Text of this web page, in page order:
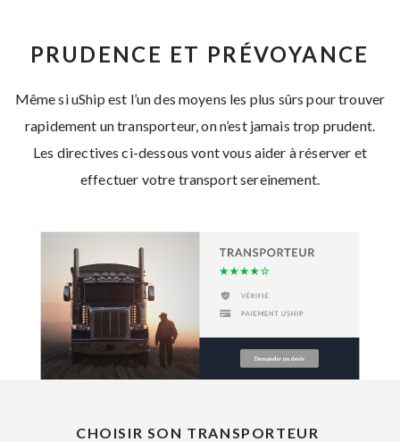
PRUDENCE ET PRÉVOYANCE
Même si uShip est l’un des moyens les plus sûrs pour trouver
rapidement un transporteur, on n’est jamais trop prudent.
Les directives ci-dessous vont vous aider à réserver et
effectuer votre transport sereinement.
CHOISIR SON TRANSPORTEUR